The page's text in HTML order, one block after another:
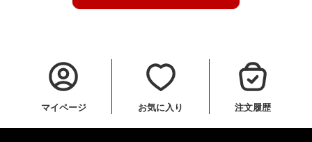
マイページ お気に入り 注文履歴